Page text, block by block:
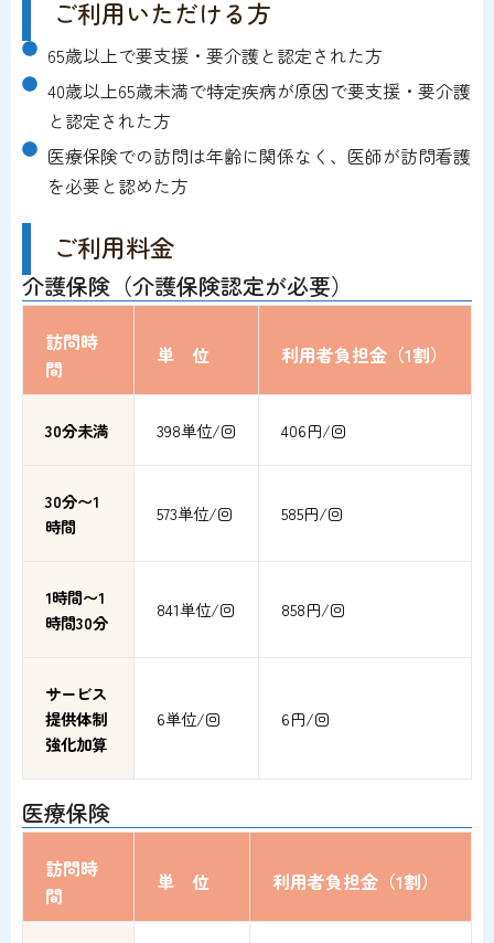
ご利用いただける方
65歳以上で要支援・要介護と認定された方
40歳以上65歳未満で特定疾病が原因で要支援・要介護
と認定された方
医療保険での訪問は年齢に関係なく、医師が訪問看護
を必要と認めた方
ご利用料金
介護保険（介護保険認定が必要）
訪問時
間
単 位 利用者負担金（1割）
30分未満 398単位/回 406円/回
30分〜1
時間
573単位/回 585円/回
1時間〜1
時間30分
841単位/回 858円/回
サービス
提供体制
強化加算
6単位/回 6円/回
医療保険
訪問時
間
単 位 利用者負担金（1割）